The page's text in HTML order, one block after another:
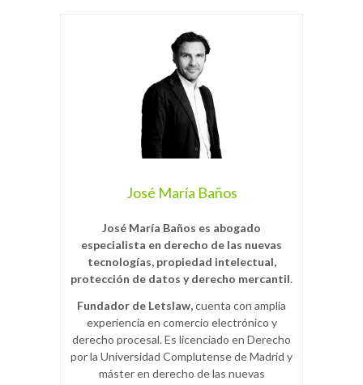
José María Baños
José María Baños es abogado
especialista en derecho de las nuevas
tecnologías, propiedad intelectual,
protección de datos y derecho mercantil.
Fundador de Letslaw,cuenta con amplia
experiencia en comercio electrónico y
derecho procesal. Es licenciado en Derecho
por la Universidad Complutense de Madrid y
máster en derecho de las nuevas